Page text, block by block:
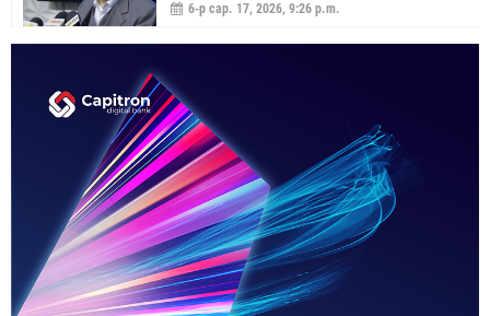
6-р сар. 17, 2026, 9:26 p.m.
ҮЙЛДВЭРИЙН ХЭДЭН ХУВИЙГ ЭЗЭМШИХ ВЭ
ГЭДЭГ АСУУДАЛ ГАРЧ ИРНЭ
5-р сар. 21, 2026, 11:40 a.m.
ЗУУН НАСЫГ ДАВСАН “ХӨВЧИЙН ХӨХ
ГОНИО” АЛДАРТАЙ Д.ГОНЧИГДАГВА
2-р сар. 17, 2026, 10:38 a.m.
ОРОН НУТАГТ ГАЗАР ОЛГОХ ЭРХ МЭДЛИЙГ
ШИЛЖҮҮЛНЭ